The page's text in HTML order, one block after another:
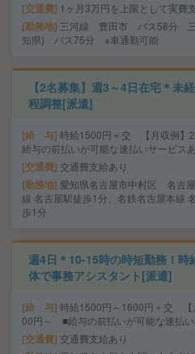
交通費 1ヶ月3万円を上限として実費
勤務地 三河線 豊田市 バス58分
知県) バス75分 ※車通勤可能
【2名募集】週3～4日在宅＊未
程調整[派遣]
給 与 時給1500円＋交 【月収例
給与の前払いが可能な速払いサービス
交通費 交通費支給あり
勤務地 愛知県名古屋市中村区 名古
線 名古屋駅徒歩1分、名鉄名古屋本線
歩1分
週4日＊10-15時の時短勤務！時
体で事務アシスタント[派遣]
給 与 時給1500円～1600円＋交 【
00円～ ■給与の前払いが可能な速払い
交通費 交通費支給あり